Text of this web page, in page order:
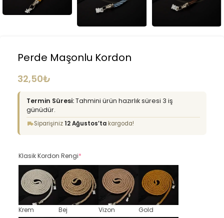
Perde Maşonlu Kordon
32,50₺
Termin Süresi:Tahmini ürün hazırlık süresi 3 iş
günüdür.
Siparişiniz12 Ağustos’ta kargoda!
Klasik Kordon Rengi*
Krem Bej Vizon Gold